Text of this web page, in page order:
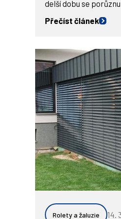
delší dobu se
Přečíst článek
Rolety a žaluzie 14.